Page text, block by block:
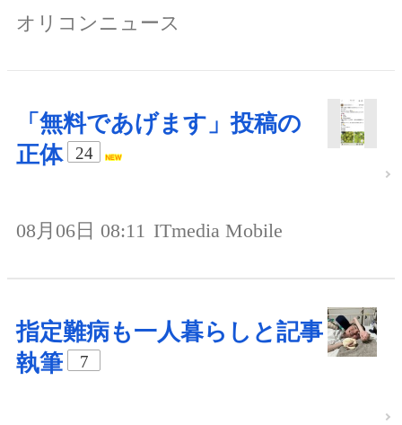
オリコンニュース
「無料であげます」投稿の
正体
24
08月06日 08:11 ITmedia Mobile
指定難病も一人暮らしと記事
執筆
7